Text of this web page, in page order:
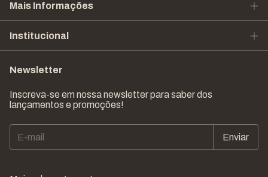
Mais Informações
Institucional
Newsletter
Inscreva-se em nossa newsletter para saber dos
lançamentos e promoções!